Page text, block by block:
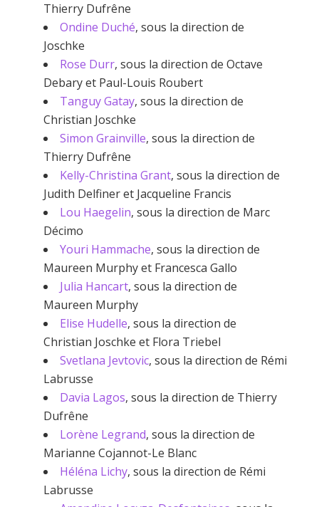
Thierry Dufrêne
Ondine Duché, sous la direction de
Joschke
Rose Durr, sous la direction de Octave
Debary et Paul-Louis Roubert
Tanguy Gatay, sous la direction de
Christian Joschke
Simon Grainville, sous la direction de
Thierry Dufrêne
Kelly-Christina Grant, sous la direction de
Judith Delfiner et Jacqueline Francis
Lou Haegelin, sous la direction de Marc
Décimo
Youri Hammache, sous la direction de
Maureen Murphy et Francesca Gallo
Julia Hancart, sous la direction de
Maureen Murphy
Elise Hudelle, sous la direction de
Christian Joschke et Flora Triebel
Svetlana Jevtovic, sous la direction de Rémi
Labrusse
Davia Lagos, sous la direction de Thierry
Dufrêne
Lorène Legrand, sous la direction de
Marianne Cojannot-Le Blanc
Héléna Lichy, sous la direction de Rémi
Labrusse